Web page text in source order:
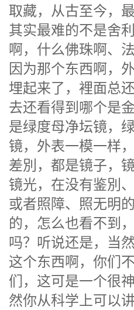
取藏，从古至今，
其实最难的不是舍
啊，什么佛珠啊、
因为那个东西啊，
埋起来了，裡面总
去还看得到哪个是
是绿度母净坛镜，
镜，外表一模一样
差別，都是镜子，
镜光，在没有鉴別
或者照障、照无明
的，怎么也看不到
吗？听说还是，当
这个东西啊，你们
们，这可是一个很
然你从科学上可以